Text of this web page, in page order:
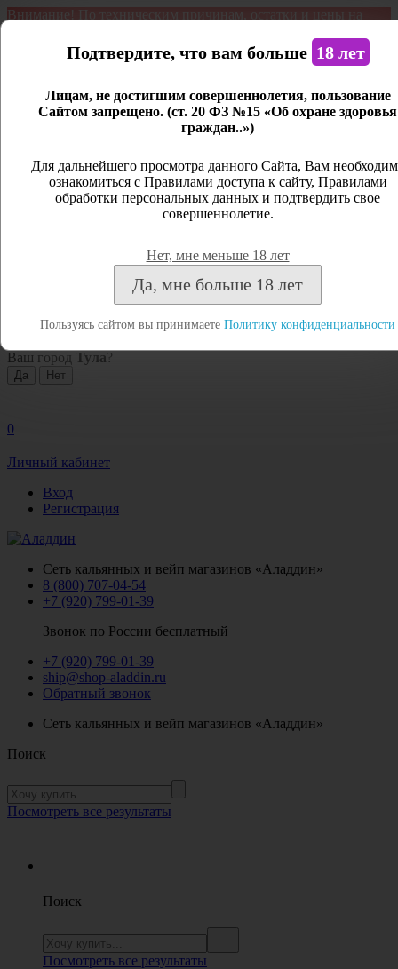
Внимание! По техническим причинам, остатки и цены на
является демонстрационным. Дистанционная продажа не
Открыть сайдбар
Личный кабинет
Закрыть
Посмотреть все результаты
Ваш город Тула ?
0
Личный кабинет
Вход
Регистрация
Сеть кальянных и вейп магазинов «Аладдин»
8 (800) 707-04-54
+7 (920) 799-01-39
Звонок по России бесплатный
+7 (920) 799-01-39
ship@shop-aladdin.ru
Обратный звонок
Сеть кальянных и вейп магазинов «Аладдин»
Поиск
Посмотреть все результаты
Поиск
Посмотреть все результаты
Подтвердите, что вам больше 18 лет
Лицам, не достигшим совершеннолетия, пользование
Сайтом запрещено. (ст. 20 ФЗ №15 «Об охране здоровья
граждан..»)
Для дальнейшего просмотра данного Сайта, Вам
ознакомиться с Правилами доступа к сайту, Правилами
обработки персональных данных и подтвердить свое
совершеннолетие.
Нет, мне меньше 18 лет
Да, мне больше 18 лет
Пользуясь сайтом вы принимаете Политику конфиденциальности